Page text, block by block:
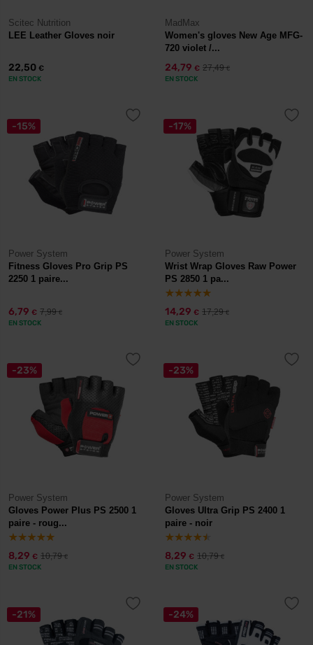
Scitec Nutrition
LEE Leather Gloves noir
22,50 €
EN STOCK
MadMax
Women's gloves New Age MFG-
720 violet /...
24,79 € 27,49€
EN STOCK
-15%
Power System
Fitness Gloves Pro Grip PS
2250 1 paire...
6,79 € 7,99€
EN STOCK
-17%
Power System
Wrist Wrap Gloves Raw Power
PS 2850 1 pa...
14,29 € 17,29€
EN STOCK
-23%
Power System
Gloves Power Plus PS 2500 1
paire - roug...
8,29 € 10,79€
EN STOCK
-23%
Power System
Gloves Ultra Grip PS 2400 1
paire - noir
8,29 € 10,79€
EN STOCK
-21% -24%